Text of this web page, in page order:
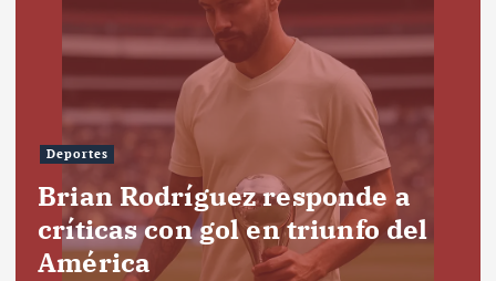
Deportes
Brian Rodríguez responde a
críticas con gol en triunfo del
América